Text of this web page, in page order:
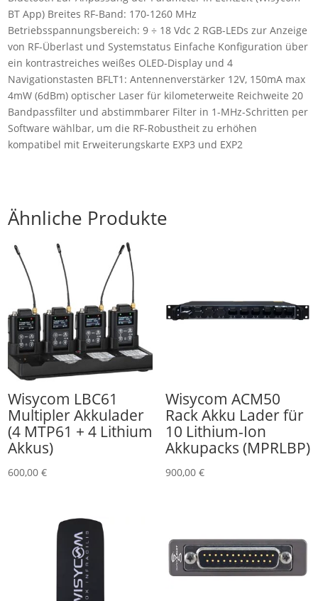
BT App) Breites RF-Band: 170-1260 MHz
Betriebsspannungsbereich: 9 ÷ 18 Vdc 2 RGB-LEDs zur Anzeige
von RF-Überlast und Systemstatus Einfache Konfiguration über
ein kontrastreiches weißes OLED-Display und 4
Navigationstasten BFLT1: Antennenverstärker 12V, 150mA max
4mW (6dBm) optischer Laser für kilometerweite Reichweite 20
Bandpassfilter und abstimmbarer Filter in 1-MHz-Schritten per
Software wählbar, um die RF-Robustheit zu erhöhen
kompatibel mit Erweiterungskarte EXP3 und EXP2
Ähnliche Produkte
Wisycom LBC61
Multipler Akkulader
(4 MTP61 + 4 Lithium
Akkus)
600,00€
Wisycom ACM50
Rack Akku Lader für
10 Lithium-Ion
Akkupacks (MPRLBP)
900,00 €